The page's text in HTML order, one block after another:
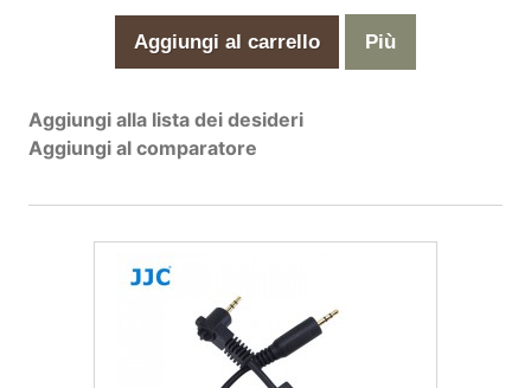
Aggiungi al carrello Più
Aggiungi alla lista dei desideri
Aggiungi al comparatore